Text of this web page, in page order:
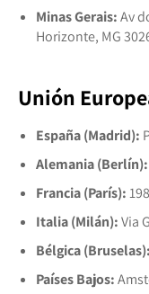
Minas Gerais:Av
Horizonte, MG
Unión
España (Madrid):
Alemania (Berlín):
Francia (París):
Italia (Milán):Via
Bélgica (Bruselas):
Países Bajos: